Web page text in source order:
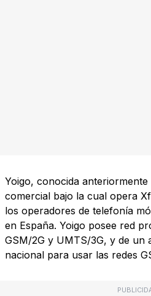
Yoigo, conocida
comercial bajo la cual opera
los operadores de telefonía
en España. Yoigo posee red
GSM/2G y UMTS/3G, y de un
nacional para usar las redes